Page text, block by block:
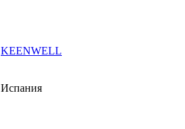
KEENWELL
Испания